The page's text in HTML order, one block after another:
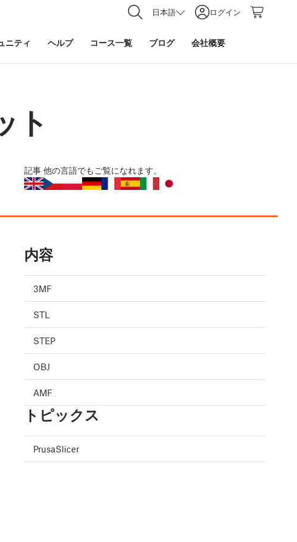
日本語 ログイン
ニティ ヘルプ コース一覧 ブログ 会社概要
ト
記事 他の言語でもご覧になれます。
内容
3MF
STL
STEP
OBJ
AMF
トピックス
PrusaSlicer